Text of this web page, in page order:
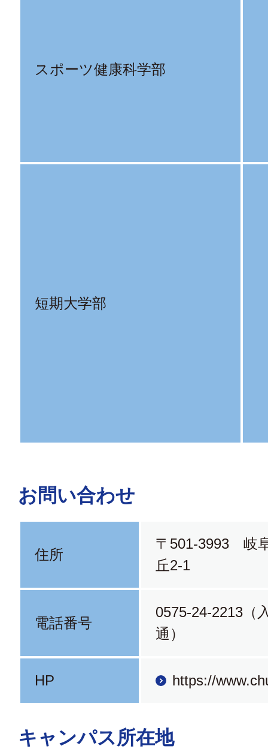
スポーツ健康科学部
短期大学部
お問い合わせ
住所
〒501-3993 岐
丘2-1
電話番号
0575-24-2213（
通）
HP https://
キャンパス所在地